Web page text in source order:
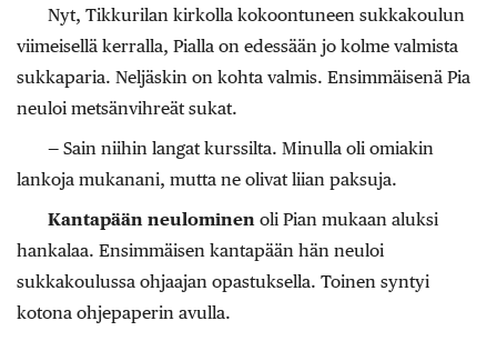
Nyt, Tikkurilan kirkolla kokoontuneen sukkakoulun
viimeisellä kerralla, Pialla on edessään jo kolme valmista
sukkaparia. Neljäskin on kohta valmis. Ensimmäisenä Pia
neuloi metsänvihreät sukat.
— Sain niihin langat kurssilta. Minulla oli omiakin
lankoja mukanani, mutta ne olivat liian paksuja.
Kantapään neulominen oli Pian mukaan aluksi
hankalaa. Ensimmäisen kantapään hän neuloi
sukkakoulussa ohjaajan opastuksella. Toinen syntyi
kotona ohjepaperin avulla.